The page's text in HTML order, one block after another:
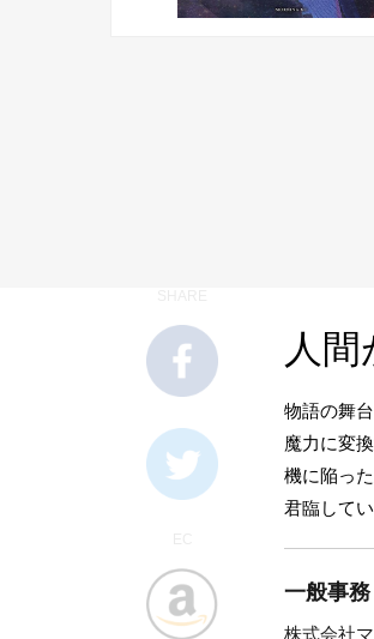
人
物語の舞
魔力に変
機に陥っ
君臨してい
一般事
株式会社